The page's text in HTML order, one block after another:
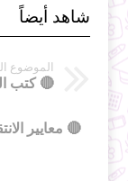
شاهد أيضاً
الموضوع
🔴 كتب